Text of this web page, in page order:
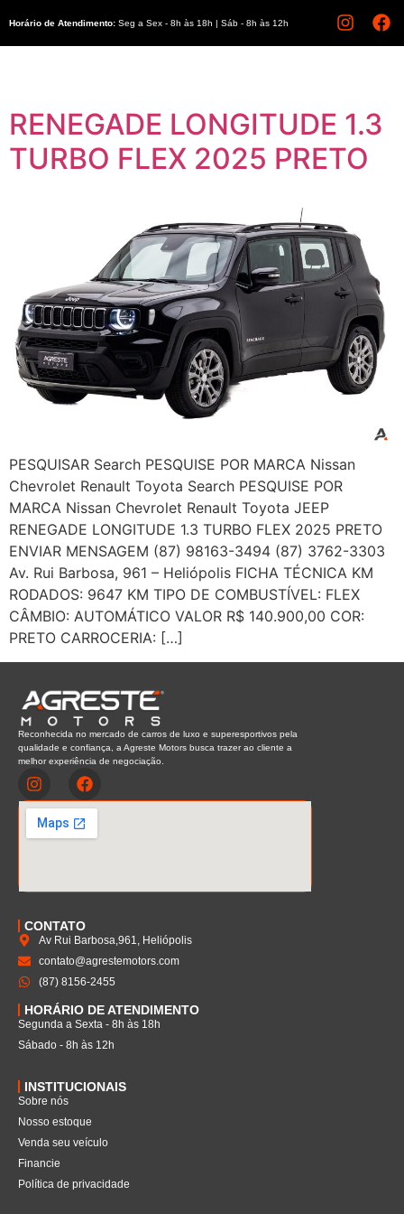
Horário de Atendimento: Seg a Sex - 8h às 18h | Sáb - 8h às 12h
RENEGADE LONGITUDE 1.3
TURBO FLEX 2025 PRETO
PESQUISAR Search PESQUISE POR MARCA Nissan
Chevrolet Renault Toyota Search PESQUISE POR
MARCA Nissan Chevrolet Renault Toyota JEEP
RENEGADE LONGITUDE 1.3 TURBO FLEX 2025 PRETO
ENVIAR MENSAGEM (87) 98163-3494 (87) 3762-3303
Av. Rui Barbosa, 961 – Heliópolis FICHA TÉCNICA KM
RODADOS: 9647 KM TIPO DE COMBUSTÍVEL: FLEX
CÂMBIO: AUTOMÁTICO VALOR R$ 140.900,00 COR:
PRETO CARROCERIA: […]
Reconhecida no mercado de carros de luxo e superesportivos pela
qualidade e confiança, a Agreste Motors busca trazer ao cliente a
melhor experiência de negociação.
CONTATO
Av Rui Barbosa,961, Heliópolis
contato@agrestemotors.com
(87) 8156-2455
HORÁRIO DE ATENDIMENTO
Segunda a Sexta - 8h às 18h
Sábado - 8h às 12h
INSTITUCIONAIS
Sobre nós
Nosso estoque
Venda seu veículo
Financie
Política de privacidade